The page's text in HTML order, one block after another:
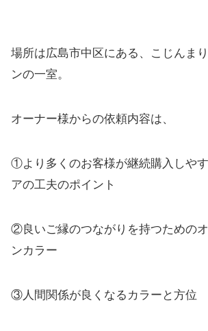
場所は広島市中区にある、こじんま
ンの一室。
オーナー様からの依頼内容は、
①より多くのお客様が継続購入しや
アの工夫のポイント
②良いご縁のつながりを持つための
ンカラー
③人間関係が良くなるカラーと方位